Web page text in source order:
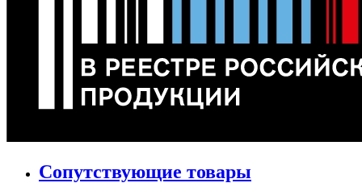
Сопутствующие товары